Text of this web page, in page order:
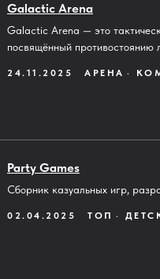
Galactic Arena
Galactic Arena — это
посвящённый противостоянию
24.11.2025 АРЕНА
Party Games
Сборник казуальных игр,
02.04.2025 ТОП